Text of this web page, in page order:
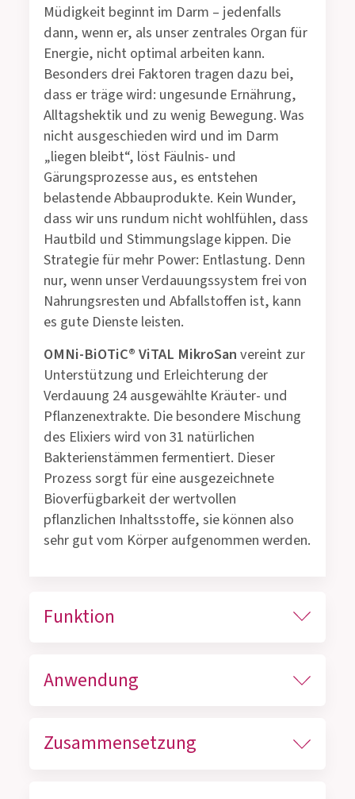
Müdigkeit beginnt im Darm – jedenfalls
dann, wenn er, als unser zentrales Organ für
Energie, nicht optimal arbeiten kann.
Besonders drei Faktoren tragen dazu bei,
dass er träge wird: ungesunde Ernährung,
Alltagshektik und zu wenig Bewegung. Was
nicht ausgeschieden wird und im Darm
„liegen bleibt“, löst Fäulnis- und
Gärungsprozesse aus, es entstehen
belastende Abbauprodukte. Kein Wunder,
dass wir uns rundum nicht wohlfühlen, dass
Hautbild und Stimmungslage kippen. Die
Strategie für mehr Power: Entlastung. Denn
nur, wenn unser Verdauungssystem frei von
Nahrungsresten und Abfallstoffen ist, kann
es gute Dienste leisten.
OMNi-BiOTiC® ViTAL MikroSanvereint zur
Unterstützung und Erleichterung der
Verdauung 24 ausgewählte Kräuter- und
Pflanzenextrakte. Die besondere Mischung
des Elixiers wird von 31 natürlichen
Bakterienstämmen fermentiert. Dieser
Prozess sorgt für eine ausgezeichnete
Bioverfügbarkeit der wertvollen
pflanzlichen Inhaltsstoffe, sie können also
sehr gut vom Körper aufgenommen werden.
Funktion
Anwendung
Zusammensetzung